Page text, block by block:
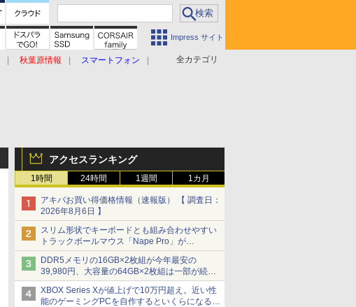
Impress サイト
全カテゴリ
秋葉原情報
スマートフォン
アクセスランキング
1時間 24時間 1週間 1カ月
アキバお買い得価格情報（速報版） 【 調査日：
2026年8月6日 】
スリム形状でキーボードとも組み合わせやすい
トラックボールマウス「Nape Pro」が
Keychronから
DDR5メモリの16GB×2枚組が今年最安の
39,980円、大容量の64GB×2枚組は一部が続騰
[8月前半のメモリ価格]
XBOX Series Xが値上げで10万円超え。近い性
能のゲーミングPCを自作するといくらになる？